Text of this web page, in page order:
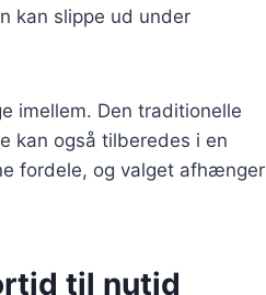
kan slippe ud under
imellem. Den traditionelle
kan også tilberedes i en
fordele, og valget afhænger
til nutid